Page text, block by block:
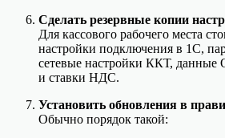
Сделать резервные копии
Для кассового рабочего места
настройки подключения в 1С,
сетевые настройки ККТ,
и ставки НДС.
Установить обновления в
Обычно порядок такой: